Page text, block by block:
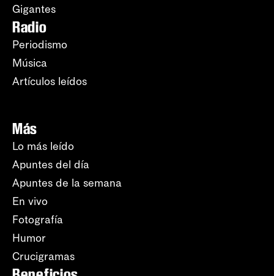
Gigantes
Radio
Periodismo
Música
Artículos leídos
Más
Lo más leído
Apuntes del día
Apuntes de la semana
En vivo
Fotografía
Humor
Crucigramas